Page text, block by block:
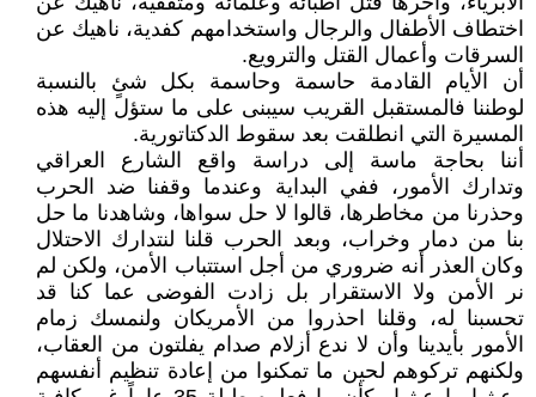
اختطاف الأطفال والرجال واستخدامهم كفدية، ناهيك عن
السرقات وأعمال القتل والترويع.
أن الأيام القادمة حاسمة وحاسمة بكل شئٍ بالنسبة
لوطننا فالمستقبل القريب سيبنى على ما ستؤل إليه هذه
المسيرة التي انطلقت بعد سقوط الدكتاتورية.
أننا بحاجة ماسة إلى دراسة واقع الشارع العراقي
وتدارك الأمور، ففي البداية وعندما وقفنا ضد الحرب
وحذرنا من مخاطرها، قالوا لا حل سواها، وشاهدنا ما حل
بنا من دمار وخراب، وبعد الحرب قلنا لنتدارك الاحتلال
وكان العذر أنه ضروري من أجل استتباب الأمن، ولكن لم
نر الأمن ولا الاستقرار بل زادت الفوضى عما كنا قد
تحسبنا له، وقلنا احذروا من الأمريكان ولنمسك زمام
الأمور بأيدينا وأن لا ندع أزلام صدام يفلتون من العقاب،
ولكنهم تركوهم لحين ما تمكنوا من إعادة تنظيم أنفسهم